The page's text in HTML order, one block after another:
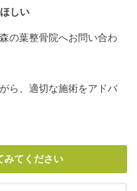
しい
の葉整骨院へお問い合わ
ら、適切な施術をアドバ
みてください